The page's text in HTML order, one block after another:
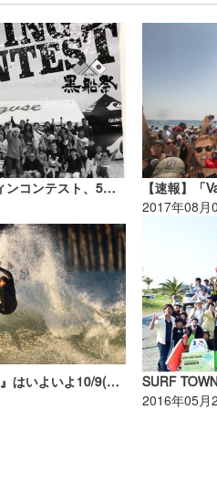
第40回黒船祭サーフィンコンテスト、5月19日(土)~5月20日(日)開催！
2017年08月
『TRUMP Hyuga Pro』はいよいよ10/9(金)からスタンバイ！
2016年05月